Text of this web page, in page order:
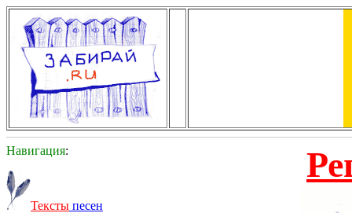
Навигация:
Тексты песен